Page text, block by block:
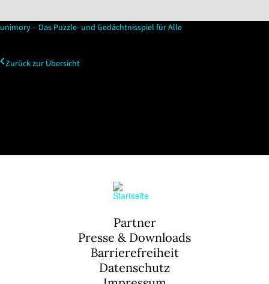
unimory – Das Puzzle- und Gedächtnisspiel für Alle
Zurück zur Übersicht
Partner
Presse & Downloads
Barrierefreiheit
Datenschutz